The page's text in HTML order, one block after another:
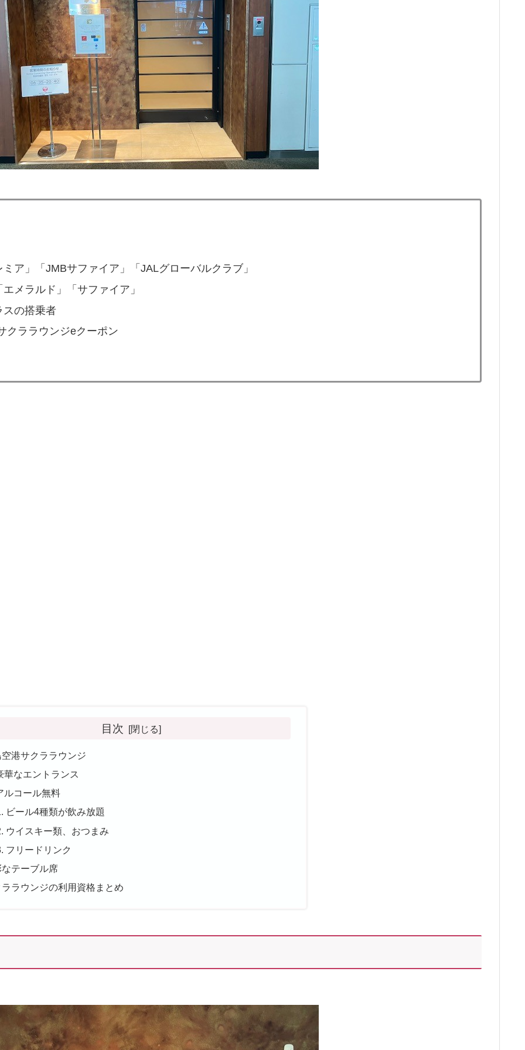
」「JMBサファイア」「JALグローバルクラブ」
メラルド」「サファイア」
の搭乗者
ララウンジeクーポン
目次
港サクララウンジ
華なエントランス
ルコール無料
ビール4種類が飲み放題
ウイスキー類、おつまみ
フリードリンク
テーブル席
ラウンジの利用資格まとめ